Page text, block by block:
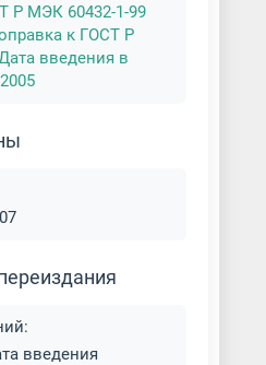
Р МЭК 60432-1-99
к ГОСТ Р
введения в
введения